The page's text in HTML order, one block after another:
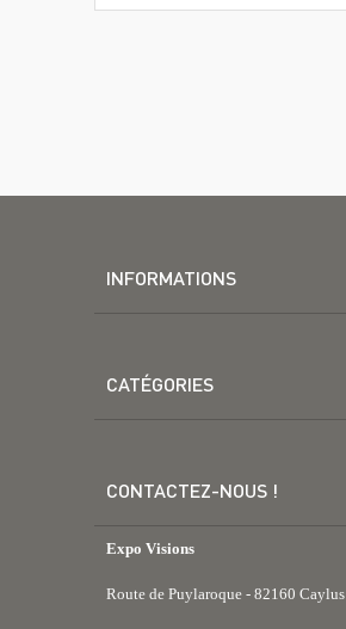
INFORMATIONS
CATÉGORIES
CONTACTEZ-NOUS !
Expo Visions
Route de Puylaroque - 82160 Caylus